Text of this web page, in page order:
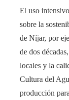
El uso
sobre la
de Níjar, por
de dos
locales y la
Cultura del
producción